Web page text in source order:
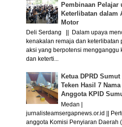
Pembinaan Pelajar
Keterlibatan dalam
Motor
Deli Serdang || Dalam upaya
kenakalan remaja dan keterlibatan
aksi yang berpotensi mengganggu
dan keterti...
Ketua DPRD
Teken Hasil 7
Anggota KPID
Medan |
jurnalisteamsergapnews.or.id ||
anggota Komisi Penyiaran Daerah